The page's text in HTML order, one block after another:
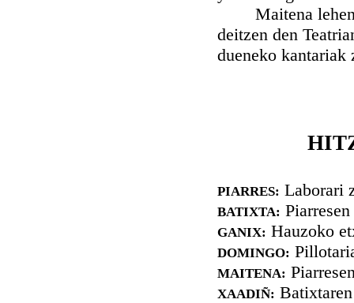
Maitena lehen
deitzen den
dueneko kantariak
PIARRES: Laborari
BATIXTA:
GANIX: Hauzoko
DOMINGO:
MAITENA:
XAADIÑ: